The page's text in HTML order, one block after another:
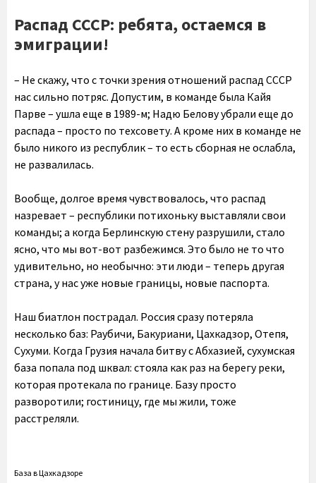
Распад СССР: ребята, остаемся в
эмиграции!
– Не скажу, что с точки зрения отношений распад СССР
нас сильно потряс. Допустим, в команде была Кайя
Парве – ушла еще в 1989-м; Надю Белову убрали еще до
распада – просто по техсовету. А кроме них в команде не
было никого из республик – то есть сборная не ослабла,
не развалилась.
Вообще, долгое время чувствовалось, что распад
назревает – республики потихоньку выставляли свои
команды; а когда Берлинскую стену разрушили, стало
ясно, что мы вот-вот разбежимся. Это было не то что
удивительно, но необычно: эти люди – теперь другая
страна, у нас уже новые границы, новые паспорта.
Наш биатлон пострадал. Россия сразу потеряла
несколько баз: Раубичи, Бакуриани, Цахкадзор, Отепя,
Сухуми. Когда Грузия начала битву с Абхазией, сухумская
база попала под шквал: стояла как раз на берегу реки,
которая протекала по границе. Базу просто
разворотили; гостиницу, где мы жили, тоже
расстреляли.
База в Цахкадзоре